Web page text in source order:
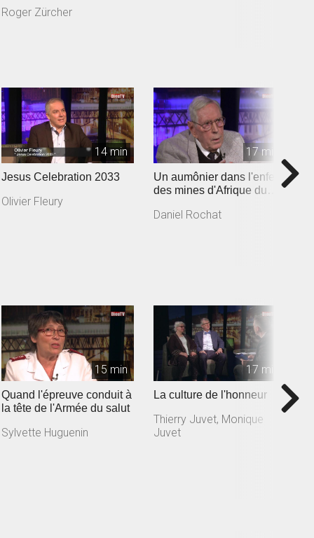
romande engagées
auprès des a...
Roger Zürcher
14 min
Jesus Celebration 2033
Olivier Fleury
17 min
Un aumônier dans l'enfer
des mines d'Afrique du
Daniel Rochat
15 min
Quand l'épreuve conduit à
la tête de l'Armée du salut
Sylvette Huguenin
17 min
La culture de l'honneur
Thierry Juvet, Monique
Juvet